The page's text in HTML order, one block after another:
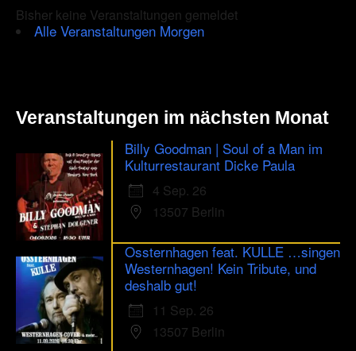
Bisher keine Veranstaltungen gemeldet
Alle Veranstaltungen Morgen
Veranstaltungen im nächsten Monat
Billy Goodman | Soul of a Man im
Kulturrestaurant Dicke Paula
4 Sep. 26
13507 Berlin
Ossternhagen feat. KULLE …singen
Westernhagen! Kein Tribute, und
deshalb gut!
11 Sep. 26
13507 Berlin